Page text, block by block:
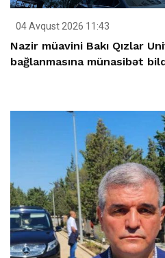
04 Avqust 2026 11:43
Nazir müavini Bakı Qızlar
bağlanmasına münasibət